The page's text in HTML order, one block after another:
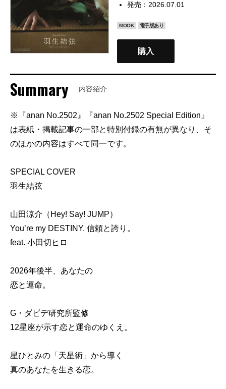
発売：2026.07.01
MOOK 電子版あり
購入
Summary 内容紹介
※『anan No.2502』『anan No.2502 Special Edition』
は表紙・掲載記事の一部と特別付録の有無が異なり、そ
のほかの内容はすべて同一です。
SPECIAL COVER
羽生結弦
山田涼介（Hey! Say! JUMP）
You’re my DESTINY. 信頼と誇り。
feat. 小田切ヒロ
2026年後半、あなたの
恋と運命。
G・ダビデ研究所監修
12星座が示す恋と運命のゆくえ。
星ひとみの「天星術」から導く
真のあなたを生きる恋。